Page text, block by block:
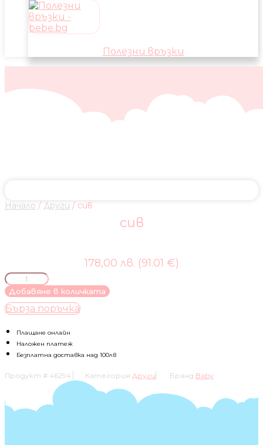
Полезни връзки
Начало / Други / сив
сив
178,00 лв. (91.01 €)
количество
за
сив
Добавяне в количката
Бърза поръчка
Плащане онлайн
Наложен платеж
Безплатна доставка над 100лв
Продукт # 46294 Категория Други Бранд Baby